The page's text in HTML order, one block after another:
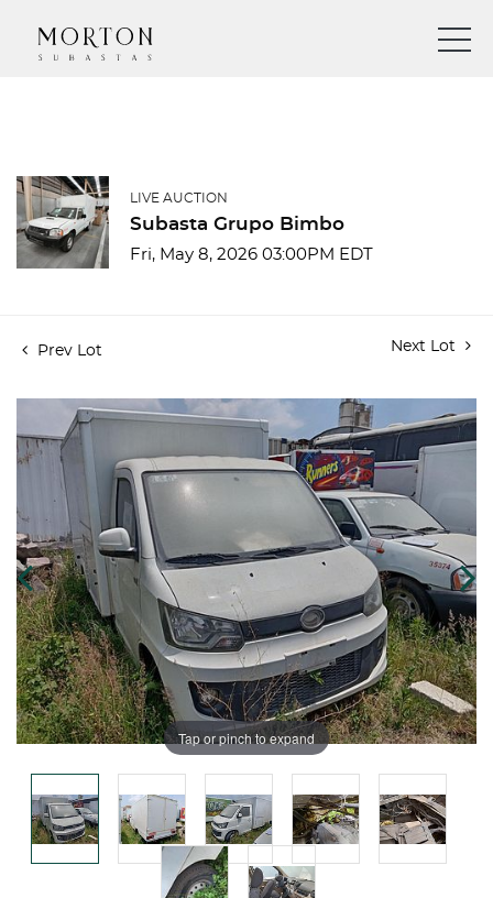
LIVE AUCTION
Subasta Grupo Bimbo
Fri, May 8, 2026 03:00PM EDT
Prev Lot Next Lot
Tap or pinch to expand